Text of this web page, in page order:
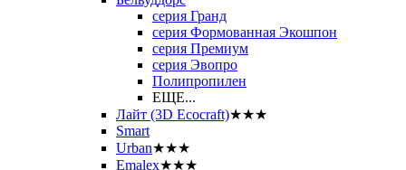
серия Гранд
серия Формованная Экошпон
серия Премиум
серия Эвопро
Полипропилен
ЕЩЕ...
Лайт (3D Ecocraft)★★★
Smart
Urban★★★
Emalex★★★